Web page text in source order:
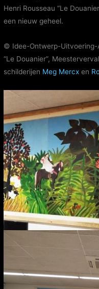
Henri Rousseau “Le
een nieuw geheel.
© Idee-Ontwerp-Uitvoering-
“Le Douanier”,
schilderijen Meg Mercxen